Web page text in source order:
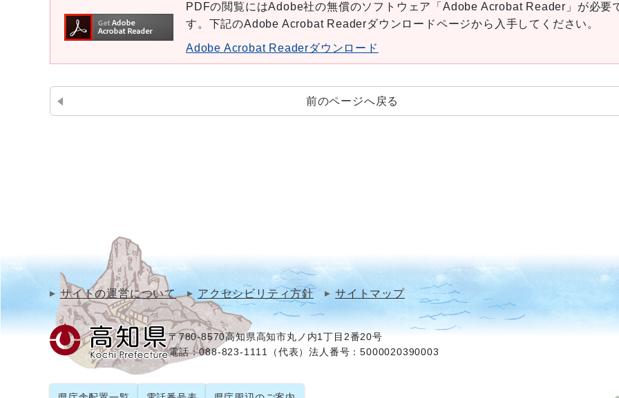
PDFの閲覧にはAdobe社の無償のソフトウェア「Adobe Acrobat Reader」が必要
す。下記のAdobe Acrobat Readerダウンロードページから入手してください。
Adobe Acrobat Readerダウンロード
前のページへ戻る
サイトの運営について アクセシビリティ方針 サイトマップ
〒780-8570高知県高知市丸ノ内1丁目2番20号
電話：088-823-1111（代表）法人番号：5000020390003